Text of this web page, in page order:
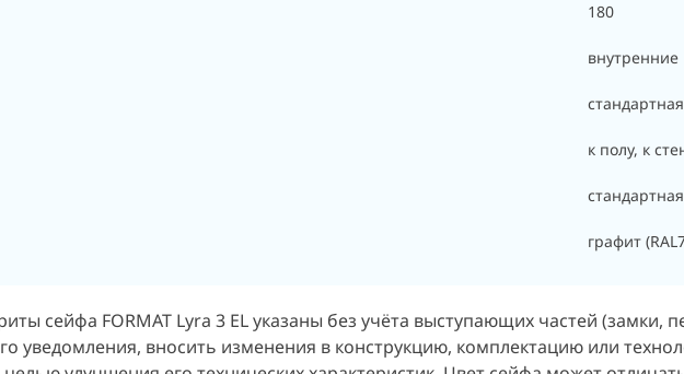
180
внутренние
к полу, к
графит
сейфа FORMAT Lyra 3 EL указаны без учёта выступающих частей (замки,
уведомления, вносить изменения в конструкцию, комплектацию или